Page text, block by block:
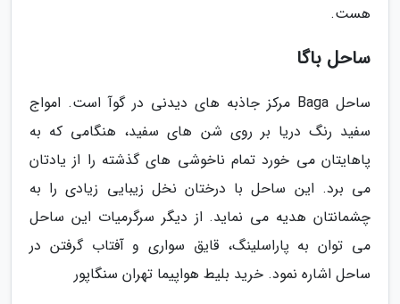
هست.
ساحل باگا
ساحل Baga مرکز جاذبه های دیدنی در گوآ است. امواج
سفید رنگ دریا بر روی شن های سفید، هنگامی که به
پاهایتان می خورد تمام ناخوشی های گذشته را از یادتان
می برد. این ساحل با درختان نخل زیبایی زیادی را به
چشمانتان هدیه می نماید. از دیگر سرگرمیات این ساحل
می توان به پاراسلینگ، قایق سواری و آفتاب گرفتن در
ساحل اشاره نمود. خرید بلیط هواپیما تهران سنگاپور